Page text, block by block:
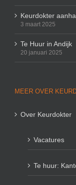
Keurdokter
3 maart 2025
Te Huur in Andijk
20 januari 2025
MEER OVER
Over Keurdokter
Vacatures
Te huur: